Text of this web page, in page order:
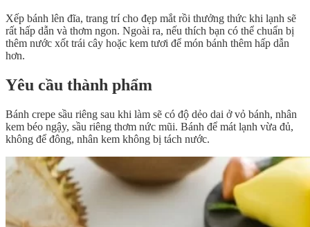
Xếp bánh lên đĩa, trang trí cho đẹp mắt rồi thưởng thức khi lạnh sẽ
rất hấp dẫn và thơm ngon. Ngoài ra, nếu thích bạn có thể chuẩn bị
thêm nước xốt trái cây hoặc kem tươi để món bánh thêm hấp dẫn
hơn.
Yêu cầu thành phẩm
Bánh crepe sầu riêng sau khi làm sẽ có độ dẻo dai ở vỏ bánh, nhân
kem béo ngậy, sầu riêng thơm nức mũi. Bánh để mát lạnh vừa đủ,
không để đông, nhân kem không bị tách nước.